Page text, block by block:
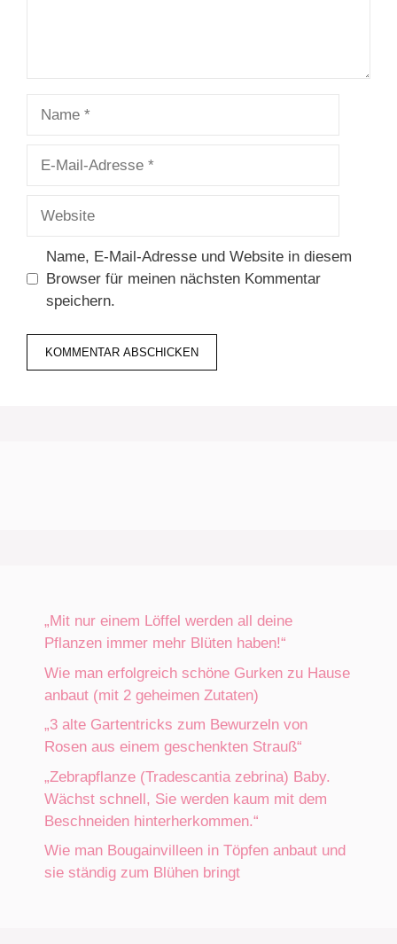
Name, E-Mail-Adresse und Website in diesem
Browser für meinen nächsten Kommentar
speichern.
„Mit nur einem Löffel werden all deine
Pflanzen immer mehr Blüten haben!“
Wie man erfolgreich schöne Gurken zu Hause
anbaut (mit 2 geheimen Zutaten)
„3 alte Gartentricks zum Bewurzeln von
Rosen aus einem geschenkten Strauß“
„Zebrapflanze (Tradescantia zebrina) Baby.
Wächst schnell, Sie werden kaum mit dem
Beschneiden hinterherkommen.“
Wie man Bougainvilleen in Töpfen anbaut und
sie ständig zum Blühen bringt